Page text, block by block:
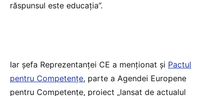
răspunsul este educația”.
Iar șefa Reprezentanței CE a menționat și Pactul
pentru Competențe, parte a Agendei Europene
pentru Competențe, proiect „lansat de actualul